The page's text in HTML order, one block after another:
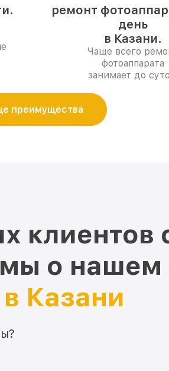
ремонт
день
в Казани.
Чаще всего
фотоаппарата
занимает до
преимущества
клиентов
о нашем
Казани